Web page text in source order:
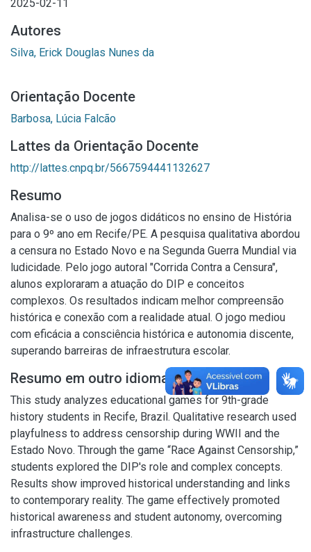
2025-02-11
Autores
Silva, Erick Douglas Nunes da
Orientação Docente
Barbosa, Lúcia Falcão
Lattes da Orientação Docente
http://lattes.cnpq.br/5667594441132627
Resumo
Analisa-se o uso de jogos didáticos no ensino de História
para o 9º ano em Recife/PE. A pesquisa qualitativa abordou
a censura no Estado Novo e na Segunda Guerra Mundial via
ludicidade. Pelo jogo autoral "Corrida Contra a Censura",
alunos exploraram a atuação do DIP e conceitos
complexos. Os resultados indicam melhor compreensão
histórica e conexão com a realidade atual. O jogo mediou
com eficácia a consciência histórica e autonomia discente,
superando barreiras de infraestrutura escolar.
Resumo em outro idioma
This study analyzes educational games for 9th-grade
history students in Recife, Brazil. Qualitative research used
playfulness to address censorship during WWII and the
Estado Novo. Through the game “Race Against Censorship,”
students explored the DIP's role and complex concepts.
Results show improved historical understanding and links
to contemporary reality. The game effectively promoted
historical awareness and student autonomy, overcoming
infrastructure challenges.